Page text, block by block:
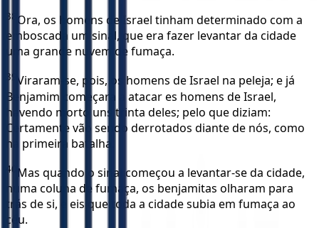
38 Ora, os homens de Israel tinham determinado com a
emboscada um sinal, que era fazer levantar da cidade
uma grande nuvem de fumaça.
39 Viraram-se, pois, os homens de Israel na peleja; e já
Benjamim começara a atacar es homens de Israel,
havendo morto uns trinta deles; pelo que diziam:
Certamente vão sendo derrotados diante de nós, como
na primeira batalha.
40 Mas quando o sinal começou a levantar-se da cidade,
numa coluna de fumaça, os benjamitas olharam para
trás de si, e eis que toda a cidade subia em fumaça ao
céu.